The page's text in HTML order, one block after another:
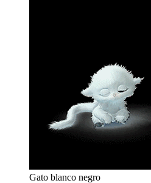
Gato blanco negro